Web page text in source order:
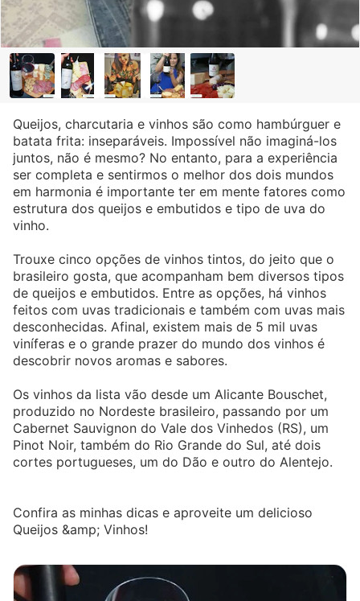
Queijos, charcutaria e vinhos são como hambúrguer e
batata frita: inseparáveis. Impossível não imaginá-los
juntos, não é mesmo? No entanto, para a experiência
ser completa e sentirmos o melhor dos dois mundos
em harmonia é importante ter em mente fatores como
estrutura dos queijos e embutidos e tipo de uva do
vinho.
Trouxe cinco opções de vinhos tintos, do jeito que o
brasileiro gosta, que acompanham bem diversos tipos
de queijos e embutidos. Entre as opções, há vinhos
feitos com uvas tradicionais e também com uvas mais
desconhecidas. Afinal, existem mais de 5 mil uvas
viníferas e o grande prazer do mundo dos vinhos é
descobrir novos aromas e sabores.
Os vinhos da lista vão desde um Alicante Bouschet,
produzido no Nordeste brasileiro, passando por um
Cabernet Sauvignon do Vale dos Vinhedos (RS), um
Pinot Noir, também do Rio Grande do Sul, até dois
cortes portugueses, um do Dão e outro do Alentejo.
Confira as minhas dicas e aproveite um delicioso
Queijos &amp; Vinhos!